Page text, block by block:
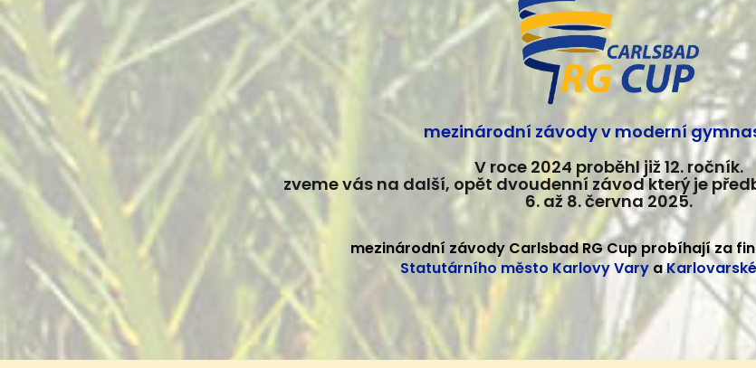
mezinárodní závody v moderní
V roce 2024 proběhl již 12. ročník.
zveme vás na další, opět dvoudenní závod který je
6. až 8. června 2025.
mezinárodní závody Carlsbad RG Cup probíhají za
Statutárního město Karlovy Vary a